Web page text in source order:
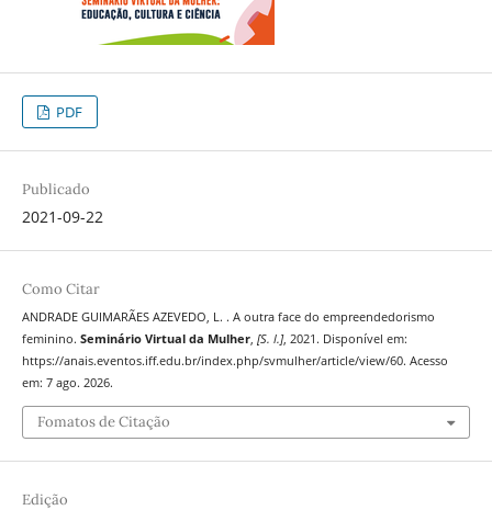
PDF
Publicado
2021-09-22
Como Citar
ANDRADE GUIMARÃES AZEVEDO, L. . A outra face do empreendedorismo
feminino. Seminário Virtual da Mulher, [S. l.], 2021. Disponível em:
https://anais.eventos.iff.edu.br/index.php/svmulher/article/view/60. Acesso
em: 7 ago. 2026.
Fomatos de Citação
Edição